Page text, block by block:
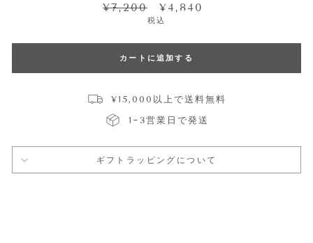
通
格
¥7,200
セ
ー
価
格
¥4,840
税込
カートに追加する
¥15,000以上で送料無料
1~3営業日で発送
ギフトラッピングについて